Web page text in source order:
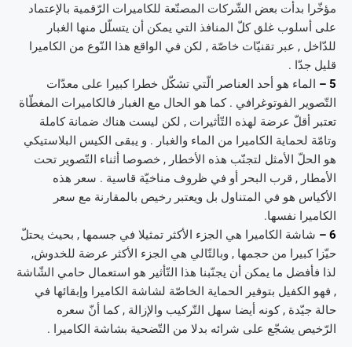
مؤخّرا بدأت بعض الشّركات المصنّعة للكاميرات الرّقمية بالإعتماد
على أسلوب غلق كلّ المنافذ التي يمكن أن يتسلّل منها الغبار
للدّاخل , عبر تقنيّات خاصّة , لكن في الواقع هذا النّوع من الكاميرا
قليل جدّا .
5 –
الماء هو أحد العناصر الّتي تشكّل خطرا كبيرا على معدّات
التّصوير الفوتوغرافي . كما هو الحال مع الغبار فالكاميرات المغطّاة
تعتبر أقلّ عرضة لهذه التّأثيرات , لكن ليست هناك ضمانة كاملة
وتامّة لحماية الكاميرا من الماء والغبار . و يبقى الكيس البلاستيكي
هو الحلّ الأمثل لتجنّب هذه الأخطار , خصوصا أثناء التّصوير تحت
الأمطار , قرب البحر أو في ظروف مناخيّة قاسية . سعر هذه
الأكياس هو في المتناول بل ويعتبر رخيص بالمقارنة مع سعر
الكاميرا نفسها.
6 –
شاشة الكاميرا هي الجزء الأكثر تمثيلا في جسمها , بحيث يحتلّ
حيّزا كبيرا من حجمها , وبالتّالي هي الجزء الأكثر عرضة للخدوش,
لذا فأفضل ما يمكن أن يجنّبنا هذا التّأثير هو استعمال حامي الشّاشة
, فهو الكفيل بتوفير الحماية الخاصّة لشاشة الكاميرا وإبقائها في
حالة جيّدة , كونه أيضا سهل التّركيب والإزالة , كما أنّ سعره
الرّخيص يشجّع على شرائه بدلا من التّضحية بشاشة الكاميرا .